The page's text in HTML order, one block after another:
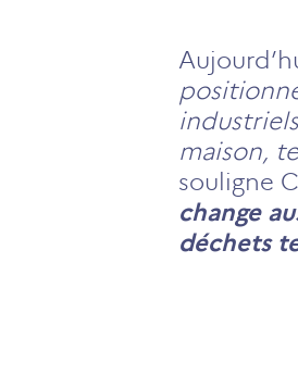
maison,
souligne
change
déchets